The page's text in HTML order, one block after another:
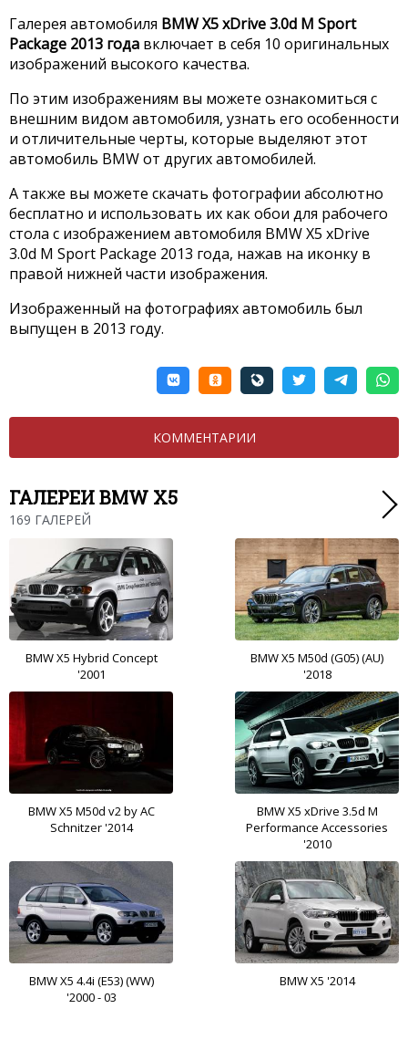
Галерея автомобиля BMW X5 xDrive 3.0d M Sport
Package 2013 года включает в себя 10 оригинальных
изображений высокого качества.
По этим изображениям вы можете ознакомиться с
внешним видом автомобиля, узнать его особенности
и отличительные черты, которые выделяют этот
автомобиль BMW от других автомобилей.
А также вы можете скачать фотографии абсолютно
бесплатно и использовать их как обои для рабочего
стола с изображением автомобиля BMW X5 xDrive
3.0d M Sport Package 2013 года, нажав на иконку в
правой нижней части изображения.
Изображенный на фотографиях автомобиль был
выпущен в 2013 году.
КОММЕНТАРИИ
ГАЛЕРЕИ BMW X5
169 ГАЛЕРЕЙ
BMW X5 Hybrid Concept
'2001
BMW X5 M50d (G05) (AU)
'2018
BMW X5 M50d v2 by AC
Schnitzer '2014
BMW X5 xDrive 3.5d M
Performance Accessories
'2010
BMW X5 4.4i (E53) (WW)
'2000 - 03
BMW X5 '2014